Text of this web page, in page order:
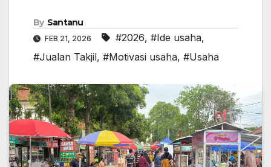
By Santanu
FEB 21, 2026 #2026, #Ide usaha,
#Jualan Takjil, #Motivasi usaha, #Usaha